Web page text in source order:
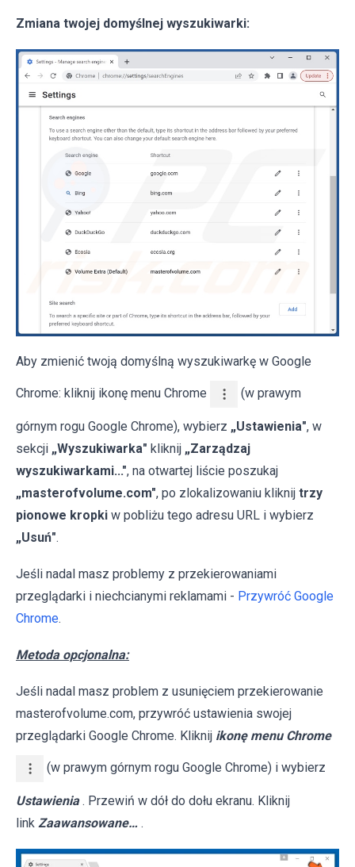
Zmiana twojej domyślnej wyszukiwarki:
Aby zmienić twoją domyślną wyszukiwarkę w Google
Chrome: kliknij ikonę menu Chrome (w prawym
górnym rogu Google Chrome), wybierz „Ustawienia", w
sekcji „Wyszukiwarka" kliknij „Zarządzaj
wyszukiwarkami...", na otwartej liście poszukaj
„masterofvolume.com", po zlokalizowaniu kliknij trzy
pionowe kropki w pobliżu tego adresu URL i wybierz
„Usuń".
Jeśli nadal masz problemy z przekierowaniami
przeglądarki i niechcianymi reklamami - Przywróć Google
Chrome.
Metoda opcjonalna:
Jeśli nadal masz problem z usunięciem przekierowanie
masterofvolume.com, przywróć ustawienia swojej
przeglądarki Google Chrome. Kliknij ikonę menu Chrome
(w prawym górnym rogu Google Chrome) i wybierz
Ustawienia . Przewiń w dół do dołu ekranu. Kliknij
link Zaawansowane… .